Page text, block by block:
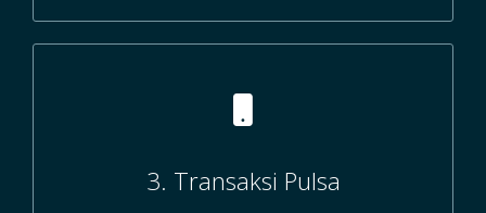
3. Transaksi Pulsa